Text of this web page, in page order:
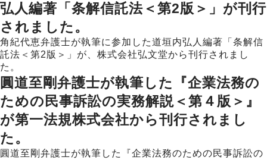
弘人編著「条解信託法＜第2版＞」が刊行
されました。
角紀代恵弁護士が執筆に参加した道垣内弘人編著「条解信
託法＜第2版＞」が、株式会社弘文堂から刊行されまし
た。
圓道至剛弁護士が執筆した『企業法務の
ための民事訴訟の実務解説＜第４版＞』
が第一法規株式会社から刊行されまし
た。
圓道至剛弁護士が執筆した『企業法務のための民事訴訟の